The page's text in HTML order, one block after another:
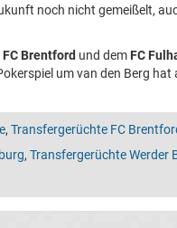
noch nicht gemeißelt,
FC Brentford und dem FC
um van den Berg
, Transfergerüchte FC
, Transfergerüchte Werder